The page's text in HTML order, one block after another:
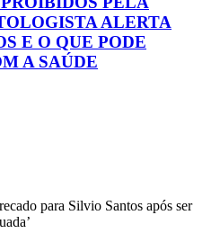
ALERTA
E O QUE PODE
A SAÚDE
para Silvio Santos após ser